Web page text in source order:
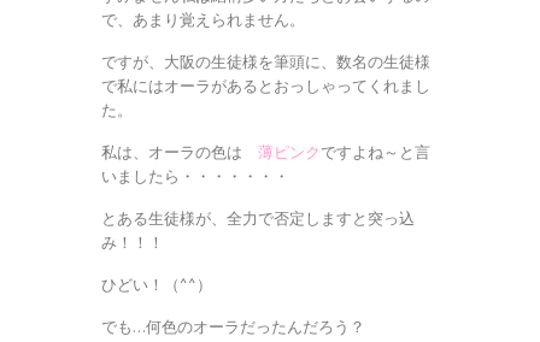
で、あまり覚えられません。
ですが、大阪の生徒様を筆頭に、数名の生徒様
で私にはオーラがあるとおっしゃってくれまし
た。
私は、オーラの色は 薄ピンクですよね～と言
いましたら・・・・・・・
とある生徒様が、全力で否定しますと突っ込
み！！！
ひどい！（^^）
でも…何色のオーラだったんだろう？